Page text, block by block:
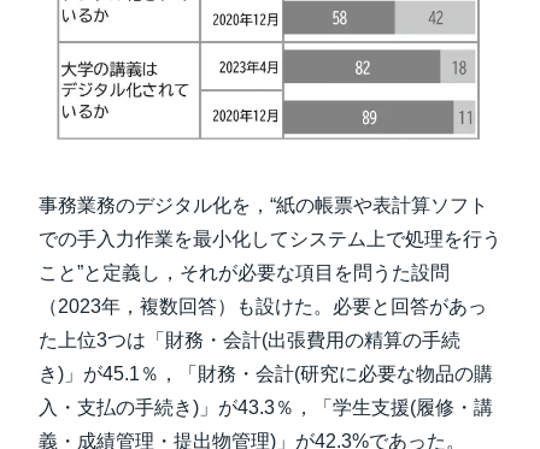
事務業務のデジタル化を，“紙の帳票や表計算ソフト
での手入力作業を最小化してシステム上で処理を行う
こと”と定義し，それが必要な項目を問うた設問
（2023年，複数回答）も設けた。必要と回答があっ
た上位3つは「財務・会計(出張費用の精算の手続
き)」が45.1％，「財務・会計(研究に必要な物品の購
入・支払の手続き)」が43.3％，「学生支援(履修・講
義・成績管理・提出物管理)」が42.3%であった。